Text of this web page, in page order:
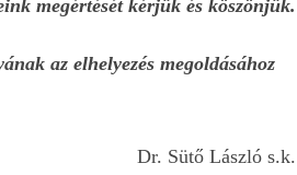
megértését kérjük és köszönjük.
az elhelyezés megoldásához
Dr. Sütő László s.k.